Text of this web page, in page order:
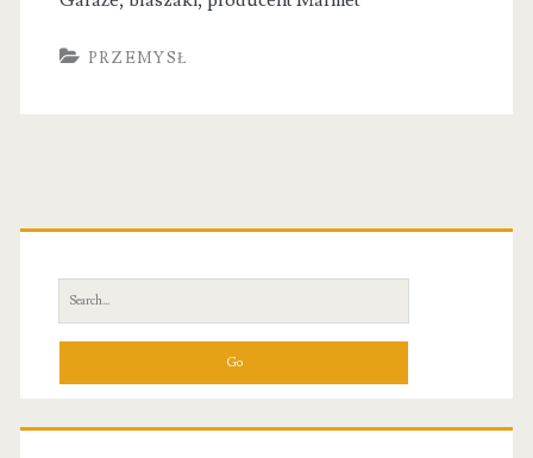
PRZEMYSŁ
Primary
Sidebar
Search
for: